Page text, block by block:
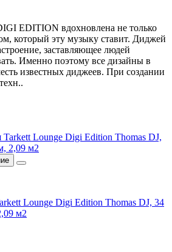
EDITION вдохновлена не только
который эту музыку ставит. Диджей
заставляющее людей
Именно поэтому все дизайны в
известных диджеев. При создании
Lounge Digi Edition Thomas DJ, 34
м2